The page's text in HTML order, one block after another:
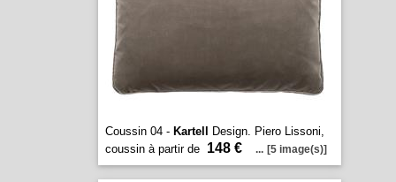
Coussin 04 - Kartell
Design. Piero Lissoni,
coussin à partir de 148 € ... [5 image(s)]